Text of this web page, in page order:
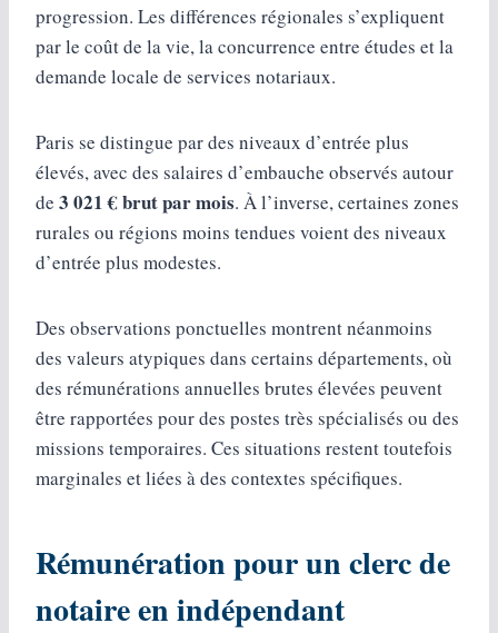
progression. Les différences régionales s’expliquent
par le coût de la vie, la concurrence entre études et la
demande locale de services notariaux.
Paris se distingue par des niveaux d’entrée plus
élevés, avec des salaires d’embauche observés autour
de 3 021 € brut par mois. À l’inverse, certaines zones
rurales ou régions moins tendues voient des niveaux
d’entrée plus modestes.
Des observations ponctuelles montrent néanmoins
des valeurs atypiques dans certains départements, où
des rémunérations annuelles brutes élevées peuvent
être rapportées pour des postes très spécialisés ou des
missions temporaires. Ces situations restent toutefois
marginales et liées à des contextes spécifiques.
Rémunération pour un clerc de
notaire en indépendant